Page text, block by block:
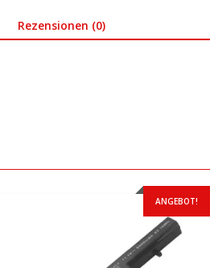
Rezensionen (0)
ANGEBOT!